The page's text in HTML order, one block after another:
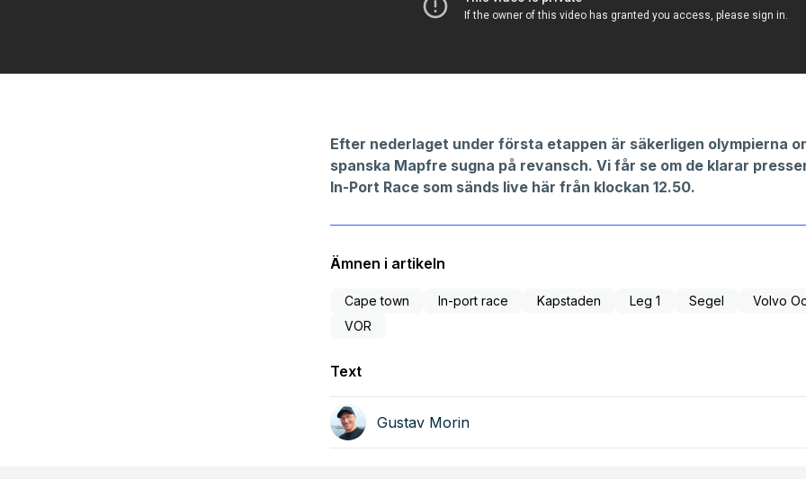
Efter nederlaget under första etappen är säkerligen olympierna
spanska Mapfre sugna på revansch. Vi får se om de klarar
In-Port Race som sänds live här från klockan 12.50.
Ämnen i artikeln
Cape town In-port race Kapstaden Leg 1 Segel
Volvo
VOR
Text
Gustav Morin